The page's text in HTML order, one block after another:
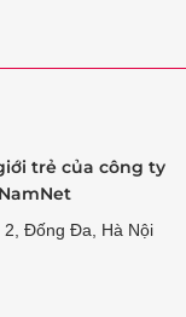
trẻ của công ty
2, Đống Đa, Hà Nội